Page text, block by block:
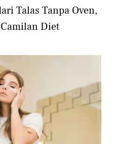
Talas Tanpa Oven,
Diet